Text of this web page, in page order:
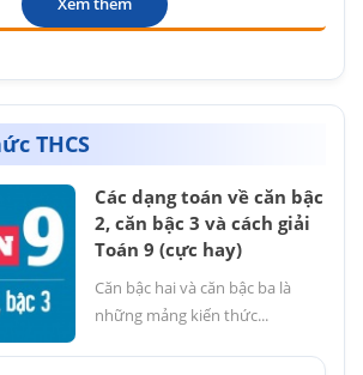
THCS
Các dạng toán về căn bậc
2, căn bậc 3 và cách giải
Toán 9 (cực hay)
Căn bậc hai và căn bậc ba là
những mảng kiến thức...